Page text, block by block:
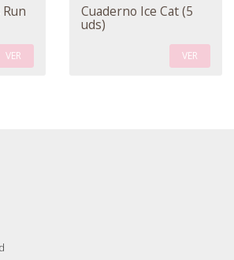
VER
Cuaderno Ice Cat (5
uds)
VER